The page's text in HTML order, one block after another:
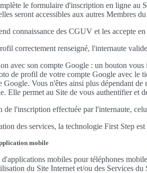
le formulaire d'inscription en ligne au
seront accessibles aux autres Membres
connaissance des CGUV et les accepte
correctement renseigné, l'internaute
avec son compte Google : un bouton
de profil de votre compte Google avec le
Vous n'êtes ainsi plus dépendant
Elle permet au Site de vous authentifier et
l'inscription effectuée par l'internaute,
des services, la technologie First Step
mobile
mobiles pour téléphones
du Site Internet et/ou des Services